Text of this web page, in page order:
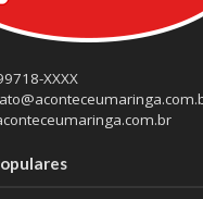
XXXX